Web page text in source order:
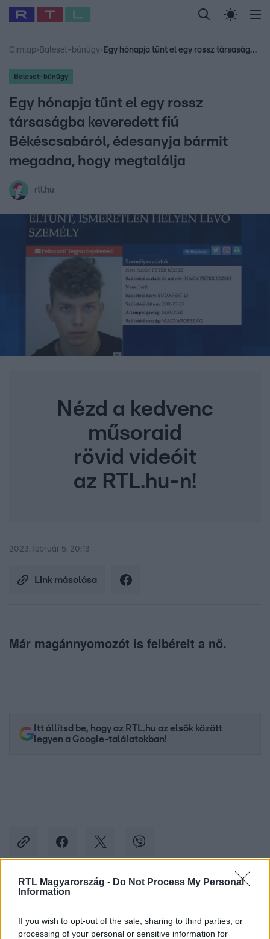
RTL Magyarország - Do Not Process My Personal
Information
If you wish to opt-out of the sale, sharing to third parties, or
processing of your personal or sensitive information for
Legfrissebb RTL Híradó Randi Celeb vagyok,
Babits Marcella Most Wanted Gallusz
Címlap› Baleset-bűnügy› Egy hónapja tűnt el egy rossz társaságba keveredett fiú Békéscsabáról, édesanyja bármit megadna, hogy megtalálja
Baleset-bűnügy
Egy hónapja tűnt el egy rossz
társaságba keveredett fiú
Békéscsabáról, édesanyja bármit
megadna, hogy megtalálja
rtl.hu
Nézd a kedvenc
műsoraid
rövid videóit
az RTL.hu-n!
2023. február 5. 20:13
Link másolása
Már magánnyomozót is felbérelt a nő.
Itt állítsd be, hogy az RTL.hu az elsők között
legyen a Google-találatokban!
Kövess minket, és értesülj a friss hírekről a